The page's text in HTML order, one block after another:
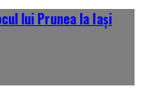
lui Prunea la Iași